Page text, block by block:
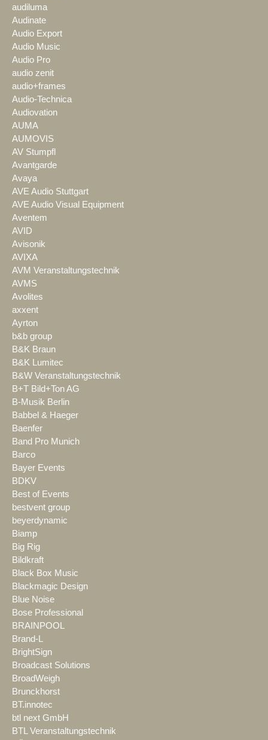
audiluma
Audinate
Audio Export
Audio Music
Audio Pro
audio zenit
audio+frames
Audio-Technica
Audiovation
AUMA
AUMOVIS
AV Stumpfl
Avantgarde
Avaya
AVE Audio Stuttgart
AVE Audio Visual Equipment
Aventem
AVID
Avisonik
AVIXA
AVM Veranstaltungstechnik
AVMS
Avolites
axxent
Ayrton
b&b group
B&K Braun
B&K Lumitec
B&W Veranstaltungstechnik
B+T Bild+Ton AG
B-Musik Berlin
Babbel & Haeger
Baenfer
Band Pro Munich
Barco
Bayer Events
BDKV
Best of Events
bestvent group
beyerdynamic
Biamp
Big Rig
Bildkraft
Black Box Music
Blackmagic Design
Blue Noise
Bose Professional
BRAINPOOL
Brand-L
BrightSign
Broadcast Solutions
BroadWeigh
Brunckhorst
BT.innotec
btl next GmbH
BTL Veranstaltungstechnik